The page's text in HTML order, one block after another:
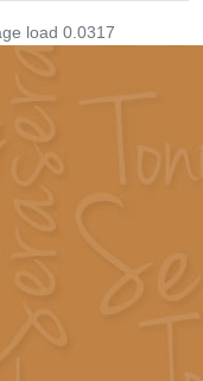
load 0.0317